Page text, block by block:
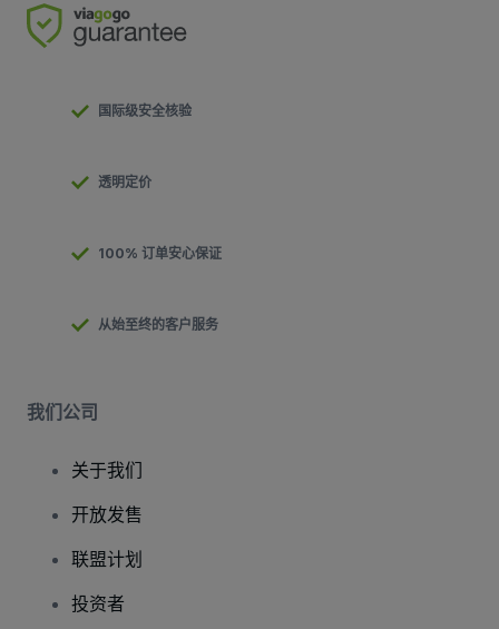
国际级安全核验
透明定价
100% 订单安心保证
从始至终的客户服务
我们公司
关于我们
开放发售
联盟计划
投资者